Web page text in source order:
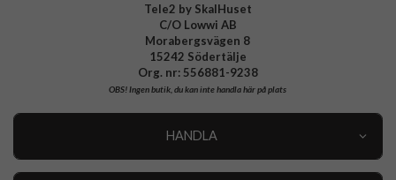
Tele2 by SkalHuset
C/O Lowwi AB
Morabergsvägen 8
15242 Södertälje
Org. nr: 556881-9238
OBS!Ingen butik, du kan inte handla här på plats
HANDLA